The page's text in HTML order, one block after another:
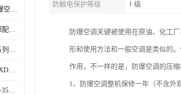
西安防爆空调BKF5.0防爆空调技术参数
郑州首安防爆配电箱环保配套用防爆配电箱
太原首安分析小屋PXK系列在线分析小屋厂家
首安防爆动力配电箱BMXD系列防爆配电箱技术参数
武汉首安防爆空调BKFR-35防爆空调生产厂家
防触电保护等级 Ⅰ级
防爆空调关键被使用在原油、化工
形和使用方法和一般空调是类似的
作用，不一样的是，防爆空调的压
1、防爆空调整机保修一年（不含外